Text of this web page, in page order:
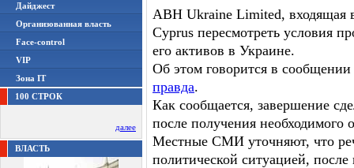
Дайджест
Организованная власть
Face-control
VIP
Зона IT
100 СТРОК
далее
ВЛАСТЬ
ABH Ukraine Limited, входящая
Cyprus пересмотреть условия
его активов в Украине.
Об этом говорится в
правда.
Как сообщается, завершение
после получения необходимого
Местные СМИ уточняют, что
политической ситуацией,